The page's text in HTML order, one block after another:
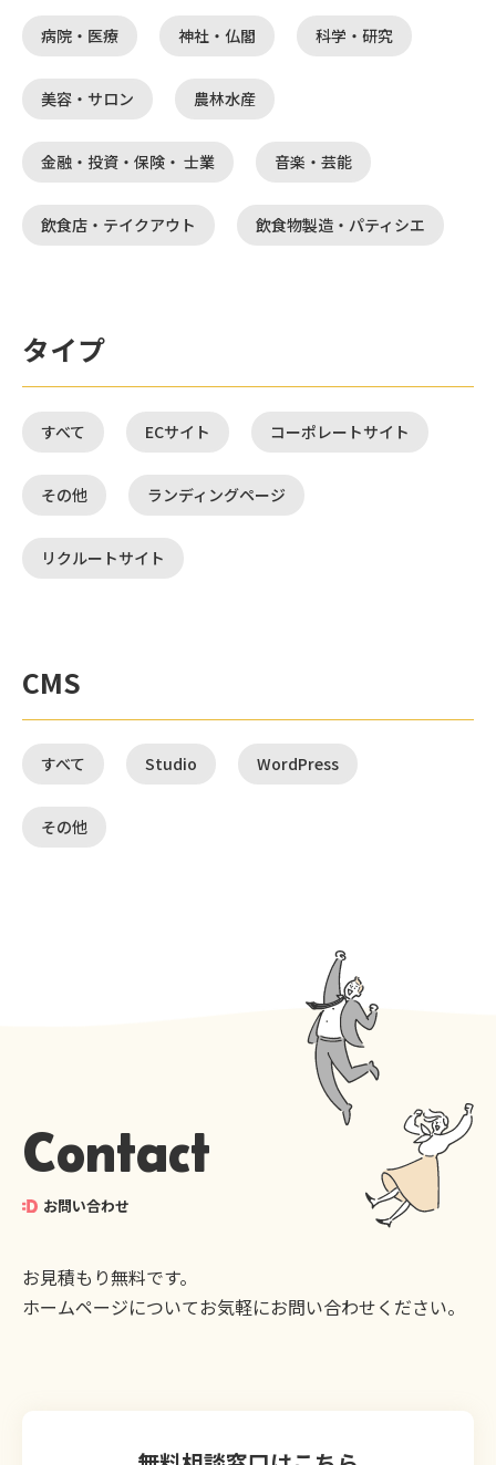
病院・医療 神社・仏閣 科学・研究
美容・サロン 農林水産
金融・投資・保険・ 士業 音楽・芸能
飲食店・テイクアウト 飲食物製造・パティシエ
タイプ
すべて ECサイト コーポレートサイト
その他 ランディングページ
リクルートサイト
CMS
すべて Studio WordPress
その他
Contact
お問い合わせ
お見積もり無料です。
ホームページについてお気軽にお問い合わせください。